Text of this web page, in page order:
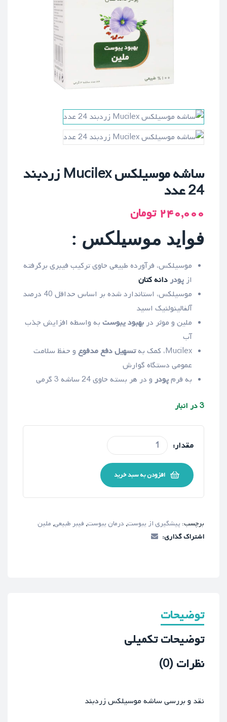
ساشه موسیلکس Mucilex زردبند
24 عدد
۲۴۰,۰۰۰ تومان
فواید موسیلکس :
موسیلکس، فرآورده طبیعی حاوی ترکیب فیبری برگرفته
ازپودردانه کتان
موسیلکس، استاندارد شده بر اساس حداقل 40 درصد
آلفالینولنیک اسید
ملین و موثر دربهبود یبوست به واسطه افزایش جذب
آب
Mucilex، کمک به
تسهیل دفع مدفوع و حفظ سلامت
عمومی دستگاه گوارش
به فرمپودر و در هر بسته حاوی 24 ساشه 3 گرمی
3 در انبار
مقدار:
افزودن به سبد خرید
برچسب: پیشگیری از یبوست, درمان یبوست, فیبر طبیعی, ملین
اشتراک گذاری:
توضیحات
توضیحات تکمیلی
نظرات (0)
نقد و بررسی ساشه موسیلکس زردبند